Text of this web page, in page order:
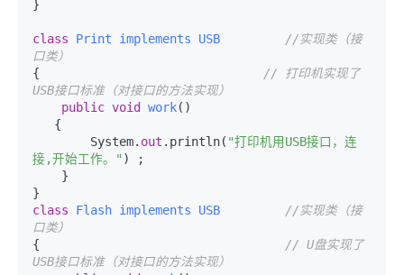
}
class Print implements USB
//实现类（接
口类）
{
// 打印机实现了
USB接口标准（对接口的方法实现）
public void work()
        System.
out .println( "打印机用USB接口，连
接,开始工作。" ) ;
class
Flash implements USB
//实现类（接
口类）
{
// U盘实现了
USB接口标准（对接口的方法实现）